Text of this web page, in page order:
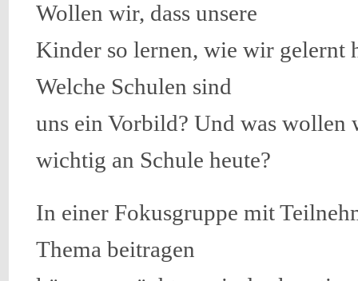
Wollen wir, dass unsere
Kinder so lernen, wie wir gelernt
Welche Schulen sind
uns ein Vorbild? Und was wollen
wichtig an Schule heute?
In einer Fokusgruppe mit
Thema beitragen